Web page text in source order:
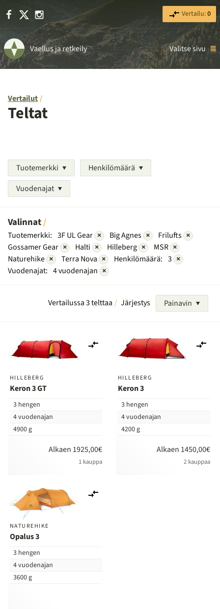
Facebook Instagram Vertailu:0
Vaellus ja retkeily Valitse sivu
Vertailut
Teltat
Tuotemerkki
Henkilömäärä
Vuodenajat
Valinnat
Tuotemerkki: 3F UL Gear × Big Agnes × Frilufts ×
Gossamer Gear × Halti × Hilleberg × MSR ×
Naturehike × Terra Nova × Henkilömäärä: 3 ×
Vuodenajat: 4 vuodenajan ×
Vertailussa 3 telttaa Järjestys Painavin
HILLEBERG
Keron 3 GT
3 hengen
4 vuodenajan
4900 g
Alkaen 1925,00€
1 kauppa
vertailuun
HILLEBERG
Keron 3
3 hengen
4 vuodenajan
4200 g
Alkaen 1450,00€
2 kauppaa
NATUREHIKE
Opalus 3
3 hengen
4 vuodenajan
3600 g